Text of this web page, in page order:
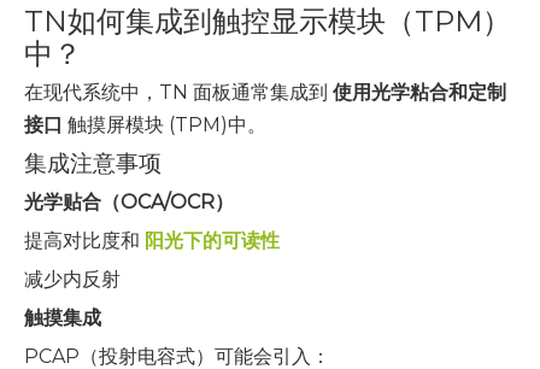
TN如何集成到触控显示模块（TPM）
中？
在现代系统中，TN 面板通常集成到 使用光学粘合和定制
接口 触摸屏模块 (TPM)中。
集成注意事项
光学贴合（OCA/OCR）
提高对比度和 阳光下的可读性
减少内反射
触摸集成
PCAP（投射电容式）可能会引入：